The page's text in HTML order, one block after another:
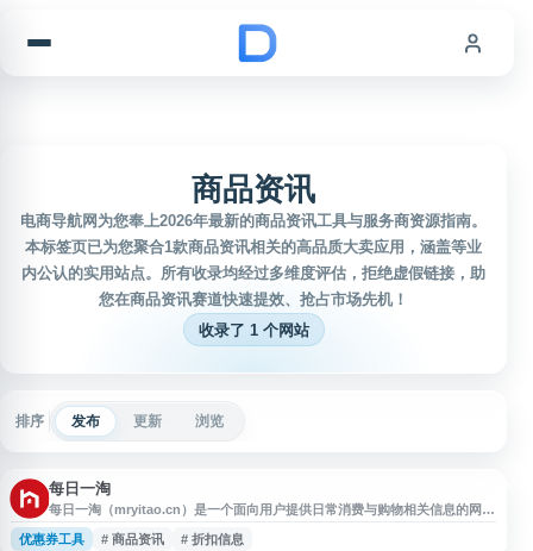
商品资讯
电商导航网为您奉上2026年最新的商品资讯工具与服务商资源指南。
本标签页已为您聚合1款商品资讯相关的高品质大卖应用，涵盖等业
内公认的实用站点。所有收录均经过多维度评估，拒绝虚假链接，助
您在商品资讯赛道快速提效、抢占市场先机！
收录了 1 个网站
排序 发布 更新 浏览
每日一淘
每日一淘（mryitao.cn）是一个面向用户提供日常消费与购物相关信息的网
站，适合用于查找商品资讯、优惠内容及消费参考。网站名称简洁易记，围绕
“每日”“淘”等关键词展开，便于用户获取与网购、实惠消费相关的内容。
优惠券工具 # 商品资讯 # 折扣信息